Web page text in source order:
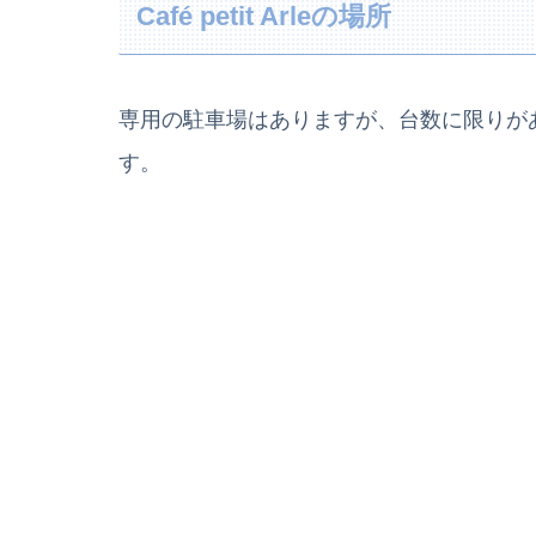
Café petit Arleの場所
専用の駐車場はありますが、台数に限り
す。